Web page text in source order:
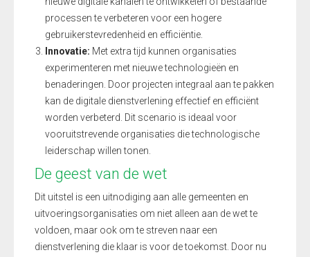
processen te verbeteren voor een hogere
gebruikerstevredenheid en efficiëntie.
Innovatie: Met extra tijd kunnen organisaties
experimenteren met nieuwe technologieën en
benaderingen. Door projecten integraal aan te pakken
kan de digitale dienstverlening effectief en efficiënt
worden verbeterd. Dit scenario is ideaal voor
vooruitstrevende organisaties die technologische
leiderschap willen tonen.
De geest van de wet
Dit uitstel is een uitnodiging aan alle gemeenten en
uitvoeringsorganisaties om niet alleen aan de wet te
voldoen, maar ook om te streven naar een
dienstverlening die klaar is voor de toekomst. Door nu